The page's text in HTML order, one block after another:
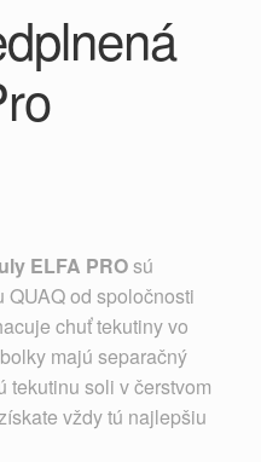
ELFA PROsú
od spoločnosti
chuť tekutiny vo
majú separačný
tekutinu soli v čerstvom
vždy tú najlepšiu